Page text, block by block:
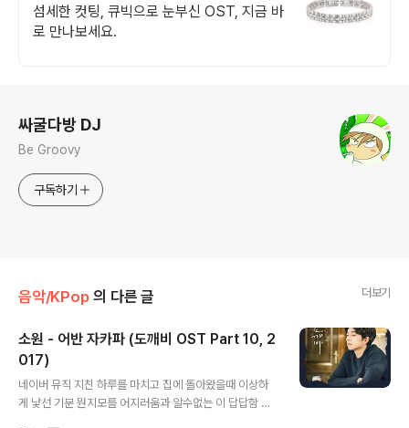
섬세한 컷팅, 큐빅으로 눈부신 OST, 지금 바
로 만나보세요.
싸굴다방 DJ
Be Groovy
구독하기
음악/KPop 의 다른 글 더보기
소원 - 어반 자카파 (도깨비 OST Part 10, 2
017)
네이버 뮤직 지친 하루를 마치고 집에 돌아왔을때 이상하
게 낯선 기분 뭔지모를 어지러움과 알수없는 이 답답함 지